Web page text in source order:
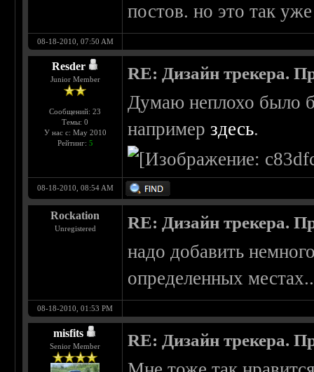
постов. но это так
08-18-2010, 07:50 AM
Rеsder
Junior Member
Сообщений: 23
Темы: 0
У нас с: May 2010
Рейтинг: 5
RE: Дизайн трекера.
Думаю неплохо было
напримерздесь.
08-18-2010, 08:54 AM
Rockation
Unregistered RE: Дизайн трекера.
надо добавить
определенных
08-18-2010, 01:53 PM
misfits
Senior Member RE: Дизайн трекера.